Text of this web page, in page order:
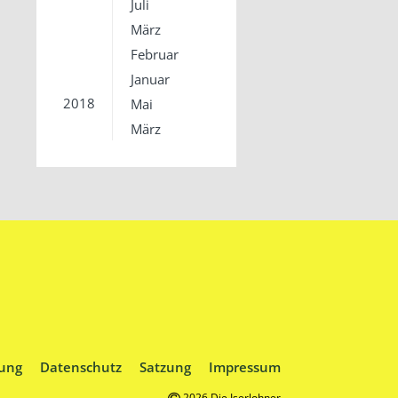
Juli
März
Februar
Januar
2018
Mai
März
Datenschutz Satzung Impressum